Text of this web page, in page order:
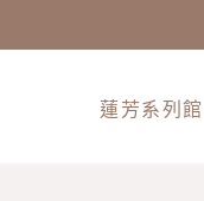
蓮芳系列館